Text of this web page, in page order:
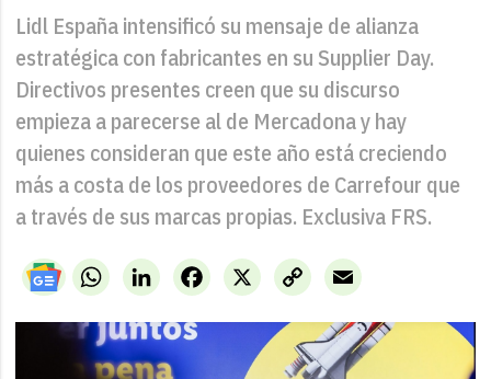
Lidl España intensificó su mensaje de alianza
estratégica con fabricantes en su Supplier Day.
Directivos presentes creen que su discurso
empieza a parecerse al de Mercadona y hay
quienes consideran que este año está creciendo
más a costa de los proveedores de Carrefour que
a través de sus marcas propias. Exclusiva FRS.
WhatsAppLinkedIn X
Facebook
Copy
Link
Email